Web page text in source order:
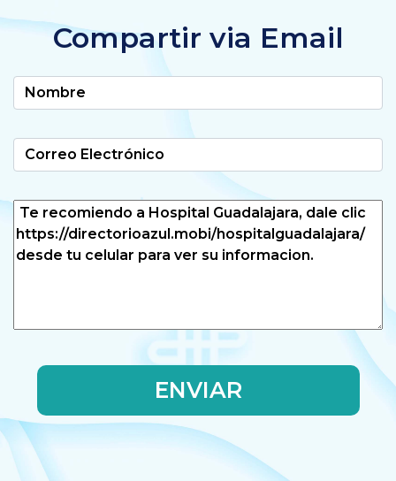
Compartir via Email
ENVIAR